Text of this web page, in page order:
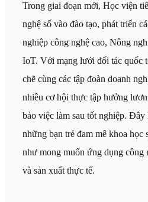
Trong giai đoạn mới, Học viện
nghệ số vào đào tạo, phát triển
nghiệp công nghệ cao, Nông
IoT. Với mạng lưới đối tác quốc
chẽ cùng các tập đoàn doanh
nhiều cơ hội thực tập hưởng
bảo việc làm sau tốt nghiệp.
những bạn trẻ đam mê khoa học
như mong muốn ứng dụng công
và sản xuất thực tế.